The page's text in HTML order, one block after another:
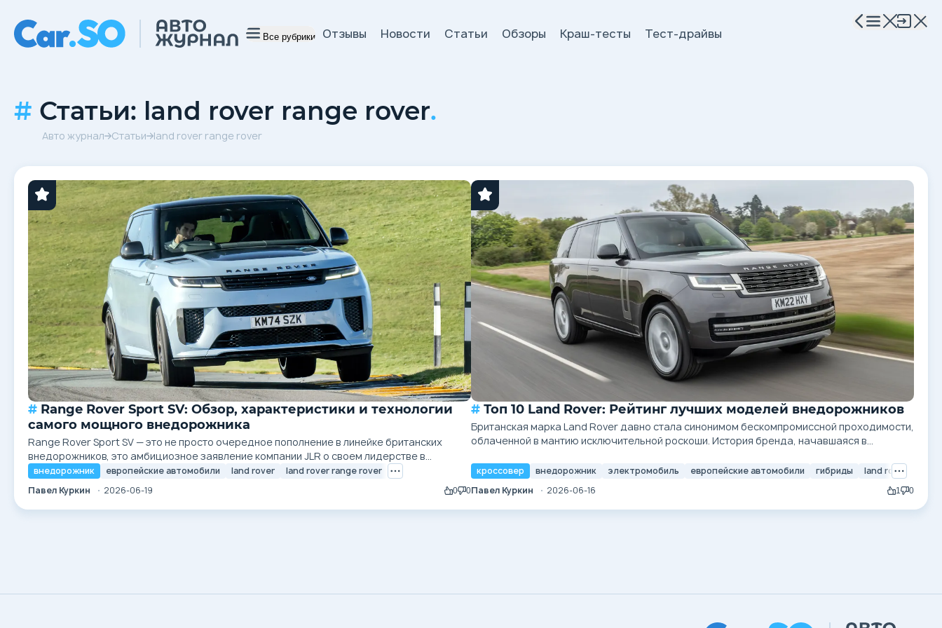
Все рубрики Отзывы Новости Статьи Обзоры Краш-тесты Тест-драйвы
Статьи: land rover range rover.
Авто журнал Статьи land rover range rover
самого мощного внедорожника
Range Rover Sport SV — это не просто очередное пополнение в линейке британских
внедорожников, это амбициозное заявление компании JLR о своем лидерстве в
сегменте высокопроизводительных люксовых кроссоверов. Лишившись в названии
привычной буквы «R», новая модель SV (Special Vehicle) приобрела нечто гораздо более
важное: статус самого мощного,...
внедорожник европейские автомобили land rover
land rover range rover
Павел Куркин
2026-06-19 0 0
Топ 10 Land Rover: Рейтинг лучших моделей внедорожников
Британская марка Land Rover давно стала синонимом бескомпромиссной проходимости,
облаченной в мантию исключительной роскоши. История бренда, начавшаяся в
трансформировалась в создание автомобилей, которые выбирают монархи, искатели
приключений и бизнесмены по всему миру....
кроссовер внедорожник электромобиль европейские автомобили гибриды land rover
Павел Куркин
2026-06-16 1 0